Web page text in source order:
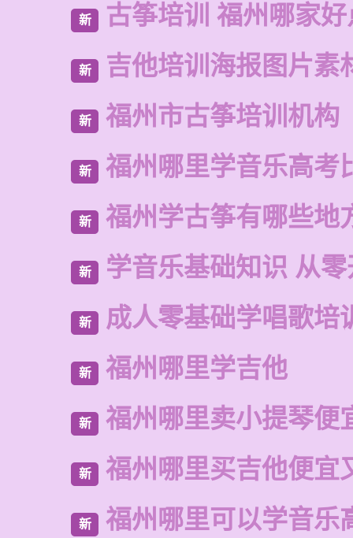
新 古筝培训 福州哪家好
新 吉他培训海报图片素
新 福州市古筝培训机构
新 福州哪里学音乐高考
新 福州学古筝有哪些地
新 学音乐基础知识 从
新 成人零基础学唱歌培
新 福州哪里学吉他
新 福州哪里卖小提琴便
新 福州哪里买吉他便宜
新 福州哪里可以学音乐